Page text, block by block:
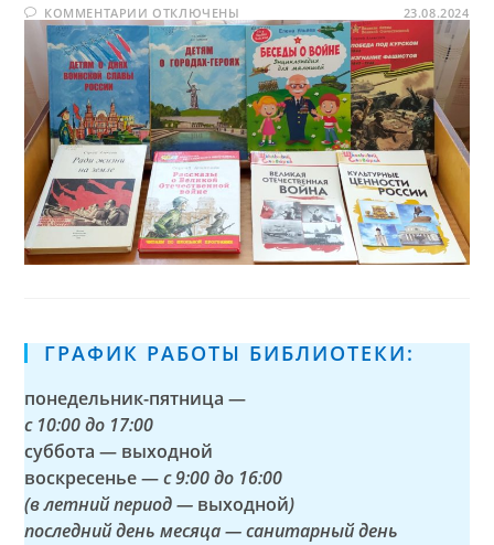
—
поклон
победителям
КОММЕНТАРИИ К
ЗАПИСИ
КУРСКАЯ
БИТВА
—
ПОКЛОН
ПОБЕДИТЕЛЯМ
ОТКЛЮЧЕНЫ 23.08.2024
ГРАФИК РАБОТЫ БИБЛИОТЕКИ:
понедельник-пятница —
с 10:00 до 17:00
суббота — выходной
воскресенье —с 9:00 до 16:00
(в летний период — выходной)
последний день месяца — санитарный день